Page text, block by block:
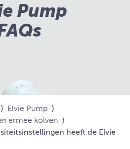
Pump
⟩ Elvie Pump ⟩
ermee kolven ⟩
heeft de Elvie